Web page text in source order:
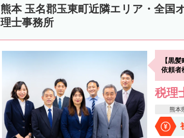
熊本 玉名郡玉東町近隣エリア・全国
理士事務所
【黒
依頼者
税理
熊本